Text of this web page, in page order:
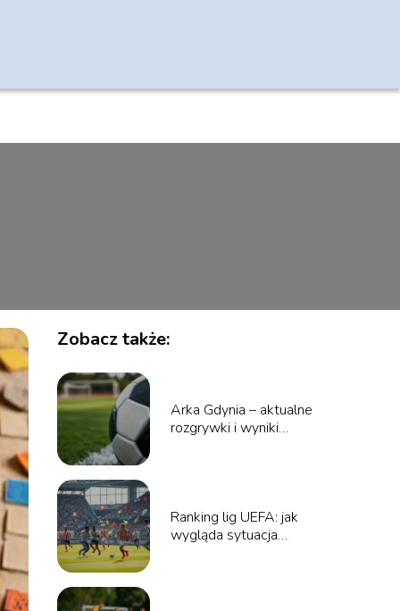
Zobacz także:
Arka Gdynia – aktualne
rozgrywki i wyniki
Ranking lig UEFA: jak
wygląda sytuacja